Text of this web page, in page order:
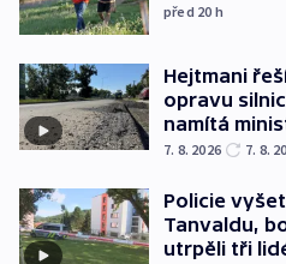
před 20 h
Hejtmani
opravu
namítá
7. 8. 2026 7. 8.
Policie
Tanvaldu,
utrpěli tři